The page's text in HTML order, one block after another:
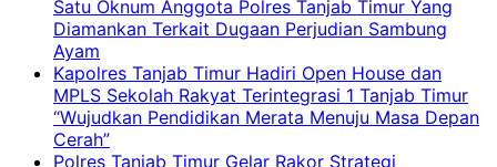
Satu Oknum Anggota Polres Tanjab Timur Yang
Diamankan Terkait Dugaan Perjudian Sambung
Ayam
Kapolres Tanjab Timur Hadiri Open House dan
MPLS Sekolah Rakyat Terintegrasi 1 Tanjab Timur
“Wujudkan Pendidikan Merata Menuju Masa Depan
Cerah”
Polres Tanjab Timur Gelar Rakor Strategi